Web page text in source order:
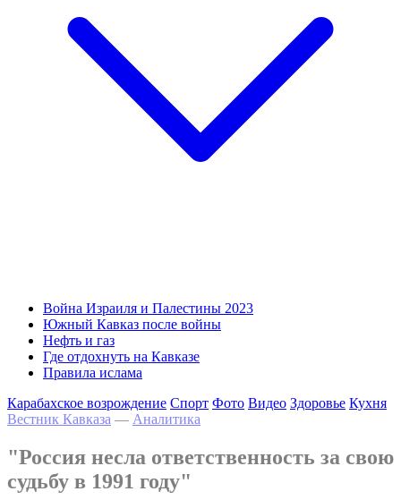
Война Израиля и Палестины 2023
Южный Кавказ после войны
Нефть и газ
Где отдохнуть на Кавказе
Правила ислама
Карабахское возрождение Спорт Фото Видео Здоровье Кухня
Вестник Кавказа — Аналитика
"Россия несла ответственность за свою
судьбу в 1991 году"